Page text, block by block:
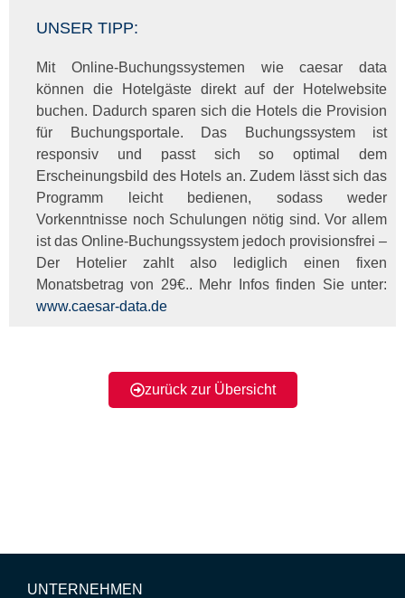
UNSER TIPP:
Mit Online-Buchungssystemen wie caesar data
können die Hotelgäste direkt auf der Hotelwebsite
buchen. Dadurch sparen sich die Hotels die Provision
für Buchungsportale. Das Buchungssystem ist
responsiv und passt sich so optimal dem
Erscheinungsbild des Hotels an. Zudem lässt sich das
Programm leicht bedienen, sodass weder
Vorkenntnisse noch Schulungen nötig sind. Vor allem
ist das Online-Buchungssystem jedoch provisionsfrei –
Der Hotelier zahlt also lediglich einen fixen
Monatsbetrag von 29€.. Mehr Infos finden Sie unter:
www.caesar-data.de
zurück zur Übersicht
UNTERNEHMEN